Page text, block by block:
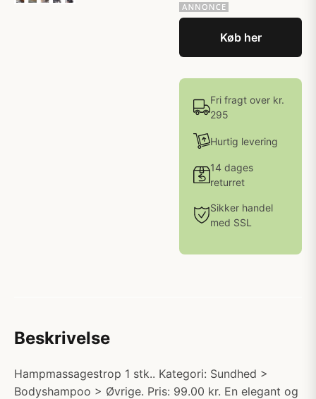
Køb her
Fri fragt over kr.
295
Hurtig levering
14 dages
returret
Sikker handel
med SSL
Beskrivelse
Hampmassagestrop 1 stk.. Kategori: Sundhed >
Bodyshampoo > Øvrige. Pris: 99.00 kr. En elegant og